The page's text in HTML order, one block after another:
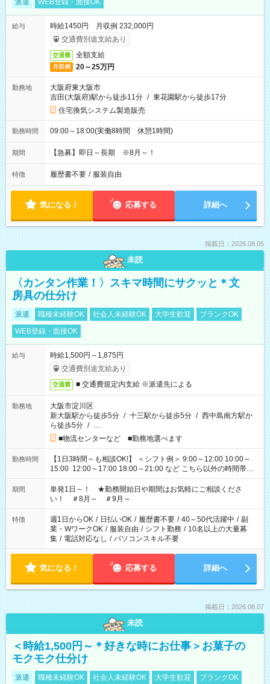
派遣 WEB登録・面接OK
給与
時給1450円 月収例 232,000円
交通費別途支給あり
交通費 全額支給
月収例 20～25万円
勤務地
大阪府東大阪市
吉田(大阪府)駅から徒歩11分 / 東花園駅から徒歩17分
住宅換気システム製造販売
勤務時間 09:00～18:00(実働8時間 休憩1時間)
期間 【急募】即日～長期 ※8月～！
特徴 履歴書不要 / 服装自由
気になる！ 応募する 詳細へ
掲載日：2026.08.05
未読
〈カンタン作業！〉スキマ時間にサクッと＊文
房具の仕分け
派遣 職種未経験OK 社会人未経験OK 大学生歓迎
ブランクOK
WEB登録・面接OK
給与
時給1,500円～1,875円
交通費別途支給あり
交通費 ■ 交通費規定内支給 ※派遣先による
勤務地
大阪市淀川区
新大阪駅から徒歩5分 / 十三駅から徒歩5分 / 西中島南方駅か
ら徒歩5分 / …
■物流センターなど ■勤務地選べます
勤務時間
【1日3時間～も相談OK!】 ＜シフト例＞ 9:00～12:00 10:00～
15:00 12:00～17:00 18:00～21:00 など こちら以外の時間帯も
お気軽にご相談ください！
期間
単発1日～！ ★勤務開始日や期間はお気軽にご相談くださ
い！ ＃8月～ ＃9月～
特徴 週1日からOK / 日払いOK / 履歴書不要 / 40～50代活躍中 / 副
業・WワークOK / 服装自由 / シフト勤務 / 10名以上の大量募
集 / 電話対応なし / パソコンスキル不要
気になる！ 応募する 詳細へ
掲載日：2026.08.07
未読
＜時給1,500円～＊好きな時にお仕事＞お菓子の
モクモク仕分け
派遣 職種未経験OK 社会人未経験OK 大学生歓迎
ブランクOK